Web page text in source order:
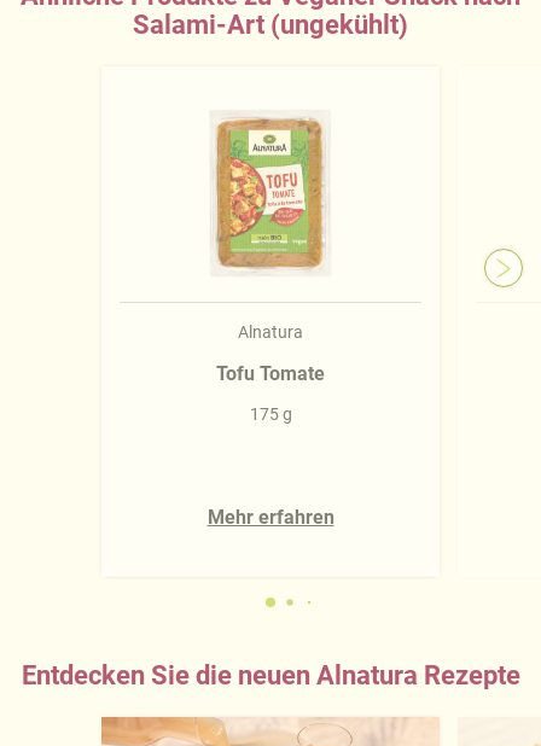
Salami-Art (ungekühlt)
Alnatura
Tofu Tomate
175 g
Mehr erfahren
Entdecken Sie die neuen Alnatura Rezepte